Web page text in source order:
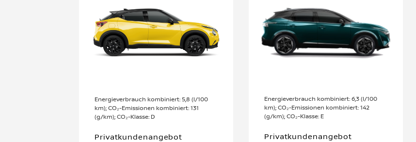
Energieverbrauch kombiniert: 5,8 (l/100
km); CO₂-Emissionen kombiniert: 131
(g/km); CO₂-Klasse: D
Privatkundenangebot
Energieverbrauch kombiniert: 6,3 (l/100
km); CO₂-Emissionen kombiniert: 142
(g/km); CO₂-Klasse: E
Privatkundenangebot